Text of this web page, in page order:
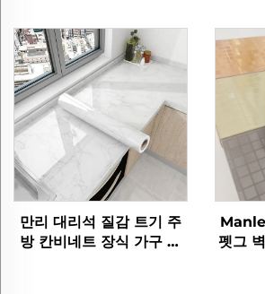
미네이션 벽 패널
만리 대리석 질감 트기 주
방 칸비네트 장식 가구 필
펫그